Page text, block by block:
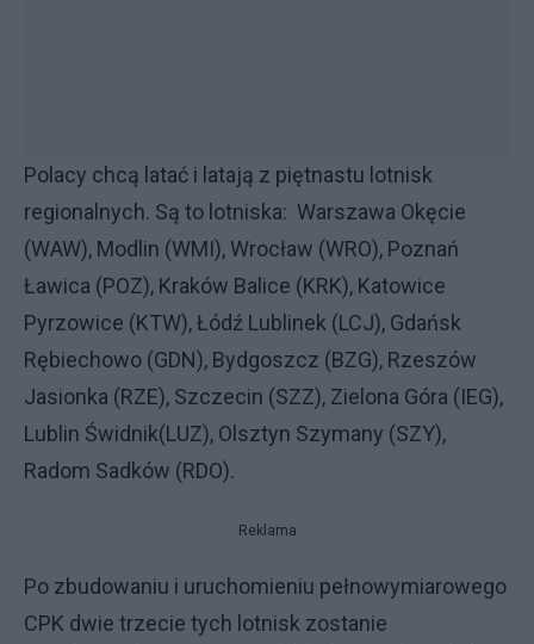
Polacy chcą latać i latają z piętnastu lotnisk
regionalnych. Są to lotniska: Warszawa Okęcie
(WAW), Modlin (WMI), Wrocław (WRO), Poznań
Ławica (POZ), Kraków Balice (KRK), Katowice
Pyrzowice (KTW), Łódź Lublinek (LCJ), Gdańsk
Rębiechowo (GDN), Bydgoszcz (BZG), Rzeszów
Jasionka (RZE), Szczecin (SZZ), Zielona Góra (IEG),
Lublin Świdnik(LUZ), Olsztyn Szymany (SZY),
Radom Sadków (RDO).
Reklama
Po zbudowaniu i uruchomieniu pełnowymiarowego
CPK dwie trzecie tych lotnisk zostanie